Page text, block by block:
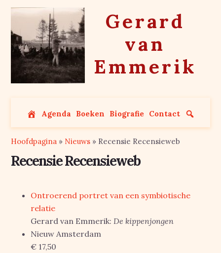
Gerard
van
Emmerik
Agenda Boeken Biografie Contact
Hoofdpagina » Nieuws » Recensie Recensieweb
Recensie Recensieweb
Ontroerend portret van een symbiotische
relatie
Gerard van Emmerik:De kippenjongen
Nieuw Amsterdam
€ 17,50